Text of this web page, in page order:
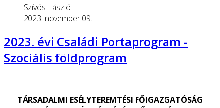
Szívós László
2023. november 09.
2023. évi Családi Portaprogram -
Szociális földprogram
TÁRSADALMI ESÉLYTEREMTÉSI FŐIGAZGATÓSÁG